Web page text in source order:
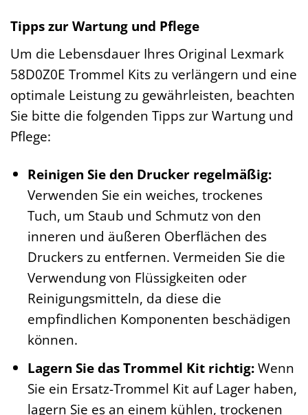
Tipps zur Wartung und Pflege
Um die Lebensdauer Ihres Original Lexmark
58D0Z0E Trommel Kits zu verlängern und eine
optimale Leistung zu gewährleisten, beachten
Sie bitte die folgenden Tipps zur Wartung und
Pflege:
Reinigen Sie den Drucker regelmäßig:
Verwenden Sie ein weiches, trockenes
Tuch, um Staub und Schmutz von den
inneren und äußeren Oberflächen des
Druckers zu entfernen. Vermeiden Sie die
Verwendung von Flüssigkeiten oder
Reinigungsmitteln, da diese die
empfindlichen Komponenten beschädigen
können.
Lagern Sie das Trommel Kit richtig:Wenn
Sie ein Ersatz-Trommel Kit auf Lager haben,
lagern Sie es an einem kühlen, trockenen